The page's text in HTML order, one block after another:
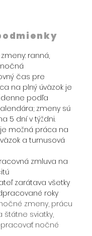
ranná,
čas pre
na plný úväzok je
podľa
zmeny sú
5 dní v týždni.
možná práca na
a turnusová
zmluva na
zarátava všetky
roky
zmeny, prácu
štátne sviatky,
nočné